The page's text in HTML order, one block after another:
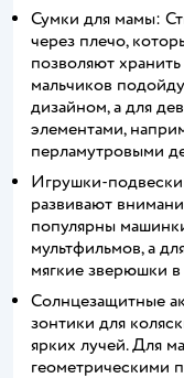
Сумки для мамы:
через плечо,
позволяют
мальчиков
дизайном, а для
элементами,
перламутровыми
Игрушки-
развивают
популярны
мультфильмов, а
мягкие зверюшки в
Солнцезащитные
зонтики для
ярких лучей. Для
геометрическими